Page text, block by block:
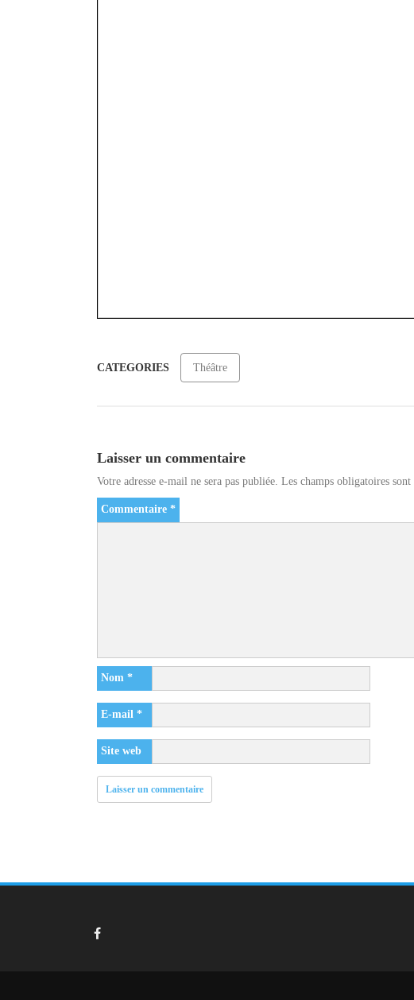
CATEGORIES Théâtre
Laisser un commentaire
Votre adresse e-mail ne sera pas publiée. Les champs obligatoires sont
Commentaire *
Nom *
E-mail *
Site web